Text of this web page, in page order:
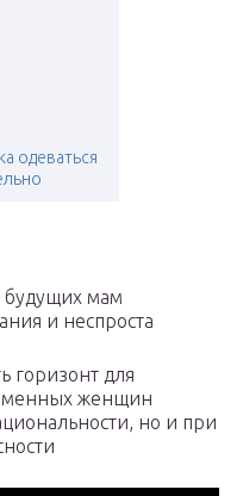
одеваться
будущих мам
и неспроста
горизонт для
женщин
но и при